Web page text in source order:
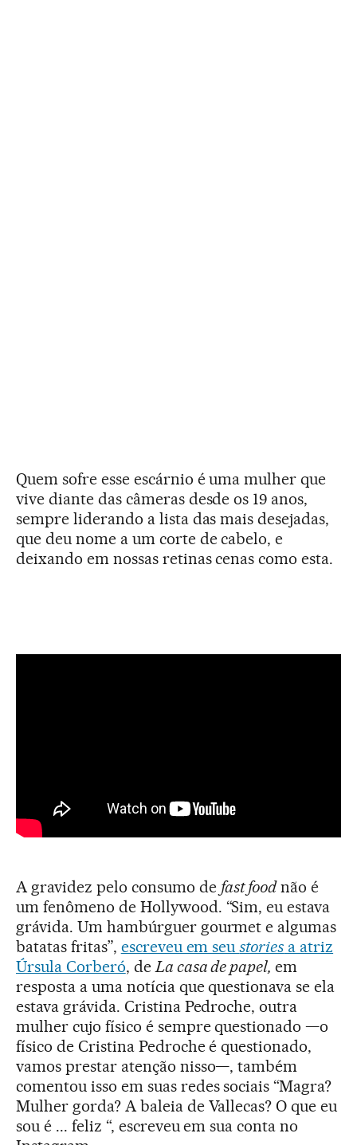
Quem sofre esse escárnio é uma mulher que
vive diante das câmeras desde os 19 anos,
sempre liderando a lista das mais desejadas,
que deu nome a um corte de cabelo, e
deixando em nossas retinas cenas como esta.
A gravidez pelo consumo de fast foodnão é
um fenômeno de Hollywood. “Sim, eu estava
grávida. Um hambúrguer gourmet e algumas
batatas fritas”, escreveu em seustories a atriz
Úrsula Corberó, de La casa de papel,em
resposta a uma notícia que questionava se ela
estava grávida. Cristina Pedroche, outra
mulher cujo físico é sempre questionado —o
físico de Cristina Pedroche é questionado,
vamos prestar atenção nisso—, também
comentou isso em suas redes sociais “Magra?
Mulher gorda? A baleia de Vallecas? O que eu
sou é ... feliz “, escreveu em sua conta no